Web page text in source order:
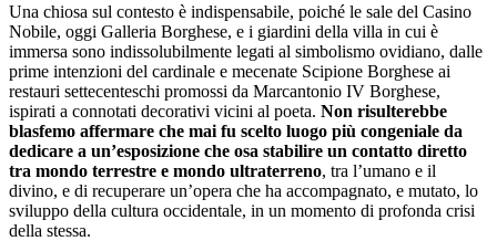
Una chiosa sul contesto è indispensabile, poiché le sale del Casino
Nobile, oggi Galleria Borghese, e i giardini della villa in cui è
immersa sono indissolubilmente legati al simbolismo ovidiano, dalle
prime intenzioni del cardinale e mecenate Scipione Borghese ai
restauri settecenteschi promossi da Marcantonio IV Borghese,
ispirati a connotati decorativi vicini al poeta. Non risulterebbe
blasfemo affermare che mai fu scelto luogo più congeniale da
dedicare a un’esposizione che osa stabilire un contatto diretto
tra mondo terrestre e mondo ultraterreno, tra l’umano e il
divino, e di recuperare un’opera che ha accompagnato, e mutato, lo
sviluppo della cultura occidentale, in un momento di profonda crisi
della stessa.